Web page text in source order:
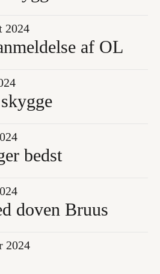
2024
af OL
bedst
doven Bruus
2024